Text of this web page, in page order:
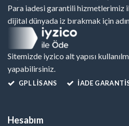
Para iadesi garantili hizmetlerimiz
dijital dünyada iz bırakmak için
Sitemizde iyzico alt yapısı
yapabilirsiniz.
GPL LISANS İADE
Hesabım